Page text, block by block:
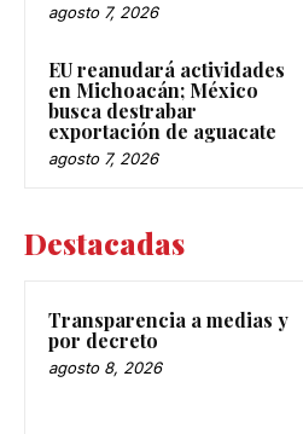
agosto 7, 2026
EU reanudará actividades
en Michoacán; México
busca destrabar
exportación de aguacate
agosto 7, 2026
Destacadas
Transparencia a medias y
por decreto
agosto 8, 2026